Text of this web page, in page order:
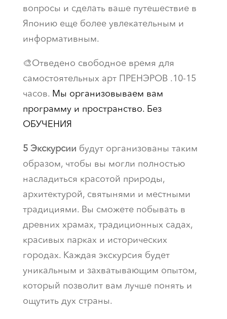
вопросы и сделать ваше путешествие в
Японию еще более увлекательным и
информативным.
🎨Отведено свободное время для
самостоятельных арт ПРЕНЭРОВ .10-15
часов. Мы организовываем вам
программу и пространство. Без
ОБУЧЕНИЯ
5 Экскурсии будут организованы таким
образом, чтобы вы могли полностью
насладиться красотой природы,
архитектурой, святынями и местными
традициями. Вы сможете побывать в
древних храмах, традиционных садах,
красивых парках и исторических
городах. Каждая экскурсия будет
уникальным и захватывающим опытом,
который позволит вам лучше понять и
ощутить дух страны.